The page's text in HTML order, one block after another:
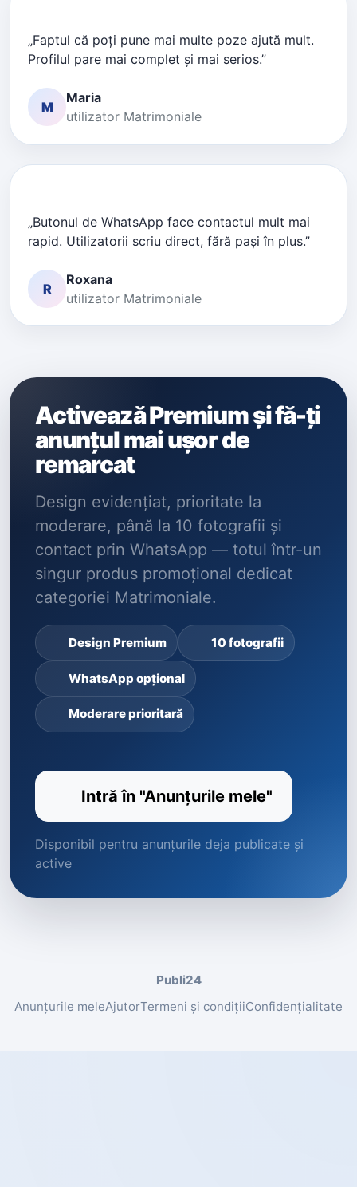
„Faptul că poți pune mai multe poze ajută mult.
Profilul pare mai complet și mai serios.”
M
Maria
utilizator Matrimoniale
„Butonul de WhatsApp face contactul mult mai
rapid. Utilizatorii scriu direct, fără pași în plus.”
R
Roxana
utilizator Matrimoniale
Activează Premium și fă-ți
anunțul mai ușor de
remarcat
Design evidențiat, prioritate la
moderare, până la 10 fotografii și
contact prin WhatsApp — totul într-un
singur produs promoțional dedicat
categoriei Matrimoniale.
Design Premium 10 fotografii
WhatsApp opțional
Moderare prioritară
Intră în "Anunțurile mele"
Disponibil pentru anunțurile deja publicate și
active
Publi24
Anunțurile meleAjutorTermeni și condițiiConfidențialitate